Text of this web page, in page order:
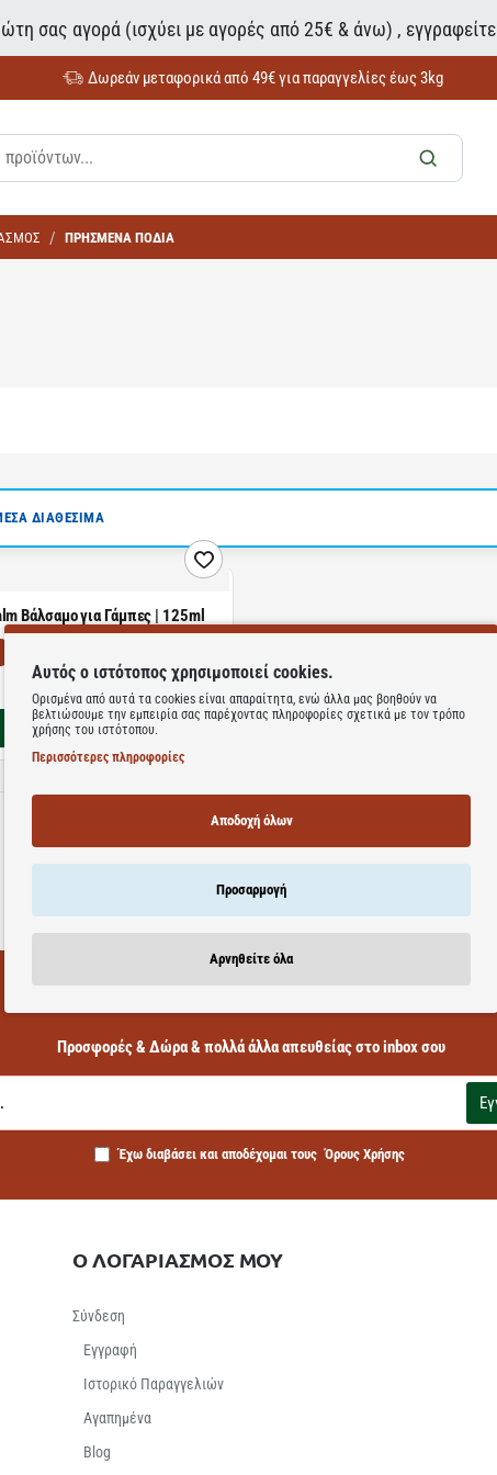
σας αγορά (ισχύει με αγορές από 25€ & άνω) ,
Δωρεάν μεταφορικά από 49€ για παραγγελίες έως 3kg
ΠΡΗΣΜΕΝΑ ΠΟΔΙΑ
ΔΙΑΘΕΣΙΜΑ
Βάλσαμο για Γάμπες | 125ml
Καλάθι
Φτάσατε στο τέλος της
NEWSLETTER
Προσφορές & Δώρα & πολλά άλλα απευθείας στο inbox σου
Έχω διαβάσει και αποδέχομαι τους Όρους Χρήσης
Ο ΛΟΓΑΡΙΑΣΜΟΣ ΜΟΥ
Σύνδεση
Εγγραφή
Ιστορικό Παραγγελιών
Αγαπημένα
Βlog
Αυτός ο ιστότοπος χρησιμοποιεί cookies.
Ορισμένα από αυτά τα cookies είναι απαραίτητα, ενώ άλλα μας βοηθούν να
βελτιώσουμε την εμπειρία σας παρέχοντας πληροφορίες σχετικά με τον τρόπο
χρήσης του ιστότοπου.
Περισσότερες πληροφορίες
Αποδοχή όλων
Προσαρμογή
Αρνηθείτε όλα